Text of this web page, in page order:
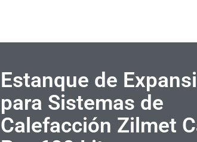
Estanque de
para Sistemas de
Calefacción Zilmet